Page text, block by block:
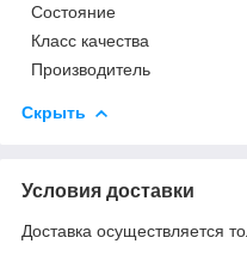
Состояние
Класс качества
Производитель
Скрыть
Условия доставки
Доставка осуществляется